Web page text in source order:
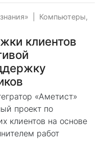
Компьютеры,
клиентов
«Аметист»
проект по
клиентов на основе
работ